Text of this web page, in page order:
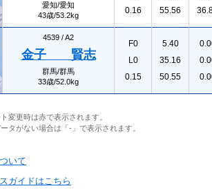
愛知/愛知
43歳/53.2kg
0.16
55.56
4539 /A2
金子 賢志
群馬/群馬
33歳/52.0kg
F0
L0
0.15
5.40
35.16
50.55
変更時は赤で表示されます。
タがない場合は「-」で表示されます。
いて
ガイドはこちら